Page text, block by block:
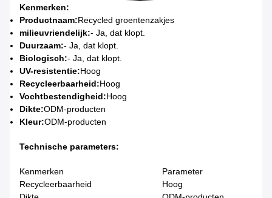
Kenmerken:
Productnaam:Recycled groentenzakjes
milieuvriendelijk:- Ja, dat klopt.
Duurzaam:- Ja, dat klopt.
Biologisch:- Ja, dat klopt.
UV-resistentie:Hoog
Recycleerbaarheid:Hoog
Vochtbestendigheid:Hoog
Dikte:ODM-producten
Kleur:ODM-producten
Technische parameters:
Kenmerken
Parameter
Recycleerbaarheid
Hoog